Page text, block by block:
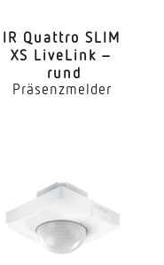
IR Quattro SLIM
XS LiveLink –
rund
Präsenzmelder